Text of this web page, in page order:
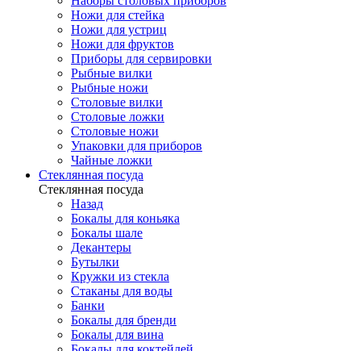
Ножи для стейка
Ножи для устриц
Ножи для фруктов
Приборы для сервировки
Рыбные вилки
Рыбные ножи
Столовые вилки
Столовые ложки
Столовые ножи
Упаковки для приборов
Чайные ложки
Стеклянная посуда
Стеклянная посуда
Назад
Бокалы для коньяка
Бокалы шале
Декантеры
Бутылки
Кружки из стекла
Стаканы для воды
Банки
Бокалы для бренди
Бокалы для вина